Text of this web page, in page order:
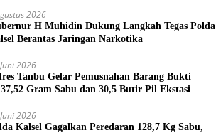
2026
H Muhidin Dukung Langkah Tegas Polda
Berantas Jaringan Narkotika
2026
Tanbu Gelar Pemusnahan Barang Bukti
Gram Sabu dan 30,5 Butir Pil Ekstasi
2026
Kalsel Gagalkan Peredaran 128,7 Kg Sabu,